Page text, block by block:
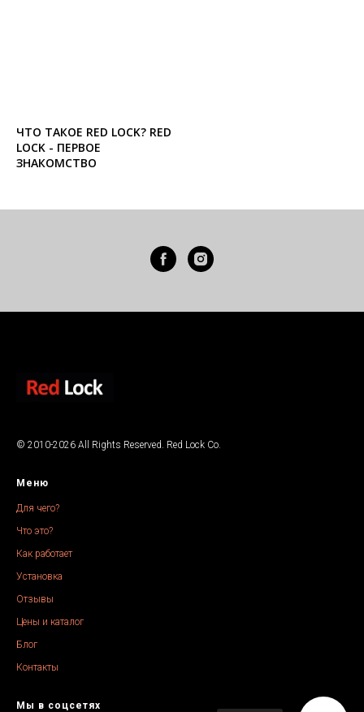
ЧТО ТАКОЕ RED LOCK? RED
LOCK - ПЕРВОЕ
ЗНАКОМСТВО
© 2010-2026 All Rights Reserved. Red Lock Co.
Меню
Для чего?
Что это?
Как работает
Установка
Отзывы
Цены и каталог
Блог
Контакты
Мы в соцсетях